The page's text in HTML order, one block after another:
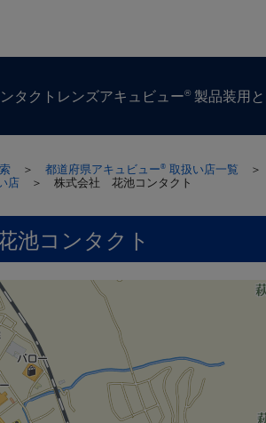
タクトレンズアキュビュー® 製品装用
＞ 都道府県アキュビュー® 取扱い店一覧 ＞
店 ＞ 株式会社 花池コンタクト
池コンタクト